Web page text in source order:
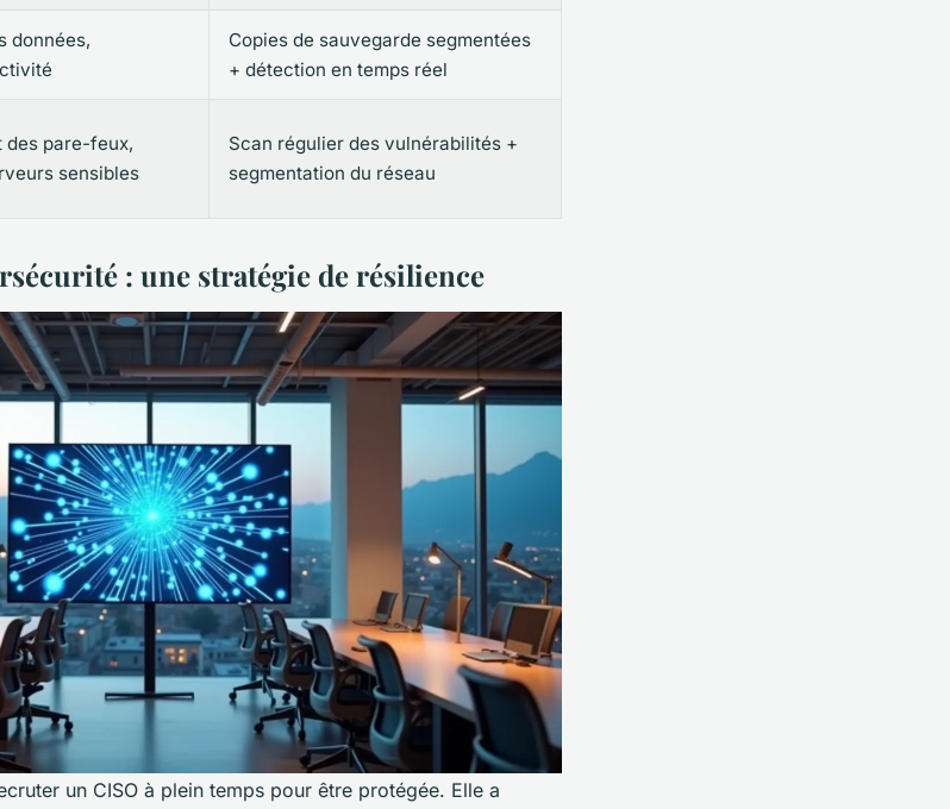
données,
Copies de sauvegarde segmentées
+ détection en temps réel
des pare-feux,
sensibles
Scan régulier des vulnérabilités +
segmentation du réseau
: une stratégie de résilience
un CISO à plein temps pour être protégée. Elle a